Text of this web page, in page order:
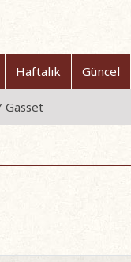
Haftalık Güncel
Gasset